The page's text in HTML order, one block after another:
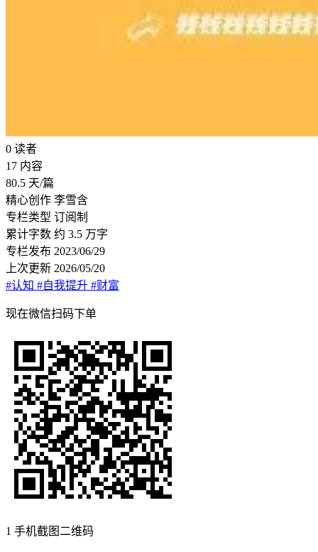
0 读者
17 内容
80.5 天/篇
精心创作 李雪含
专栏类型 订阅制
累计字数 约 3.5 万字
专栏发布 2023/06/29
上次更新 2026/05/20
#认知 #自我提升 #财富
现在微信扫码下单
1 手机截图二维码